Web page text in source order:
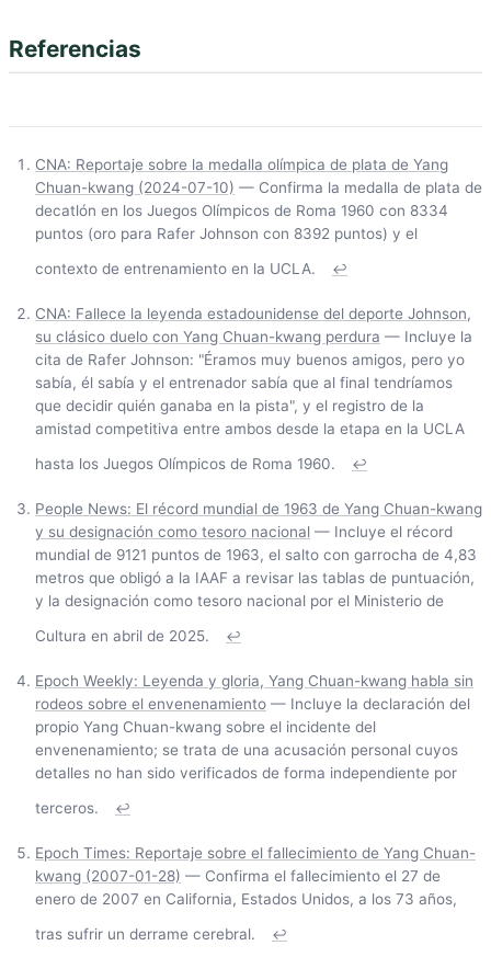
Referencias
CNA: Reportaje sobre la medalla olímpica de plata de Yang
Chuan-kwang (2024-07-10) — Confirma la medalla de plata de
decatlón en los Juegos Olímpicos de Roma 1960 con 8334
puntos (oro para Rafer Johnson con 8392 puntos) y el
contexto de entrenamiento en la UCLA.
↩
CNA: Fallece la leyenda estadounidense del deporte Johnson,
su clásico duelo con Yang Chuan-kwang perdura — Incluye la
cita de Rafer Johnson: "Éramos muy buenos amigos, pero yo
sabía, él sabía y el entrenador sabía que al final tendríamos
que decidir quién ganaba en la pista", y el registro de la
amistad competitiva entre ambos desde la etapa en la UCLA
hasta los Juegos Olímpicos de Roma 1960.
↩
People News: El récord mundial de 1963 de Yang Chuan-kwang
y su designación como tesoro nacional — Incluye el récord
mundial de 9121 puntos de 1963, el salto con garrocha de 4,83
metros que obligó a la IAAF a revisar las tablas de puntuación,
y la designación como tesoro nacional por el Ministerio de
Cultura en abril de 2025.
↩
Epoch Weekly: Leyenda y gloria, Yang Chuan-kwang habla sin
rodeos sobre el envenenamiento — Incluye la declaración del
propio Yang Chuan-kwang sobre el incidente del
envenenamiento; se trata de una acusación personal cuyos
detalles no han sido verificados de forma independiente por
terceros.
↩
Epoch Times: Reportaje sobre el fallecimiento de Yang Chuan-
kwang (2007-01-28) — Confirma el fallecimiento el 27 de
enero de 2007 en California, Estados Unidos, a los 73 años,
tras sufrir un derrame cerebral.
↩